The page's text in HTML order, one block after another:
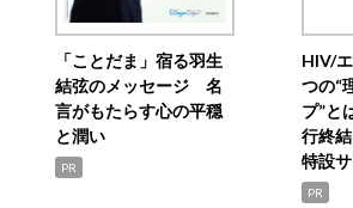
「ことだま」宿る羽生
結弦のメッセージ 名
言がもたらす心の平穏
と潤い
PR
HIV/
つの“
プ”と
行終
特設
PR